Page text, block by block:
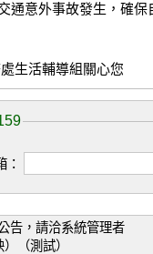
通意外事故發生，確保
：
告，請洽系統管理者
（測試）